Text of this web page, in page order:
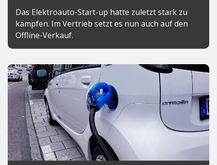
Das Elektroauto-Start-up hatte zuletzt stark zu
kämpfen. Im Vertrieb setzt es nun auch auf den
Offline-Verkauf.